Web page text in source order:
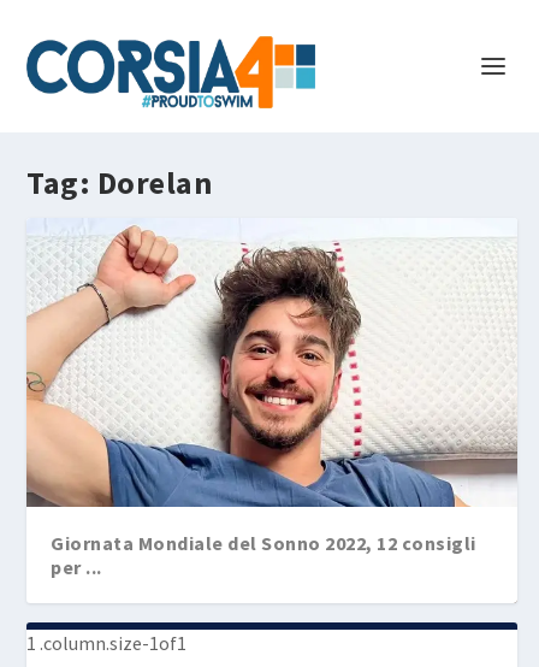
Tag: Dorelan
Giornata Mondiale del Sonno 2022, 12 consigli
per ...